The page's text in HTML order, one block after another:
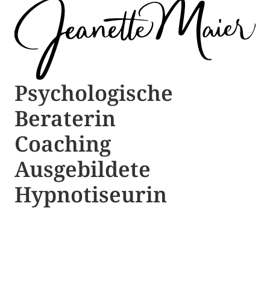
Psychologische ​​
Beraterin
Coaching
Ausgebildete​ ​
Hypnotiseurin